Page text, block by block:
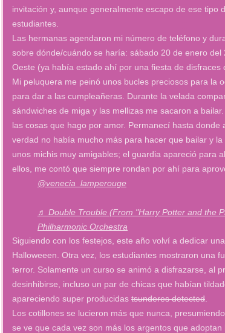
invitación y, aunque generalmente escapo de ese
estudiantes.
Las hermanas agendaron mi número de teléfono y
sobre dónde/cuándo se haría: sábado 20 de enero
Oeste (ya había estado ahí por una fiesta de disfraces
Mi peluquera me peinó unos bucles preciosos para la
para dar a las cumpleañeras. Durante la velada
sándwiches de miga y las mellizas me sacaron a
las cosas que hago por amor. Permanecí hasta
verdad no había mucho más para hacer que bailar y
unos michis muy amigables; el guardia apareció para
ellos, me contó que siempre rondan por ahí para
@venecia_lamperouge
♬ Double Trouble (From "Harry Potter and the
Philharmonic Orchestra
Siguiendo con los festejos, este año volví a dedicar
Halloweeen. Otra vez, los estudiantes mostraron una
terror. Solamente un curso se animó a disfrazarse, al
desinhibirse, incluso un par de chicas que habían
apareciendo super producidas tsunderes detected
Los cotillones se lucieron más que nunca,
se ve que cada vez son más los argentos que